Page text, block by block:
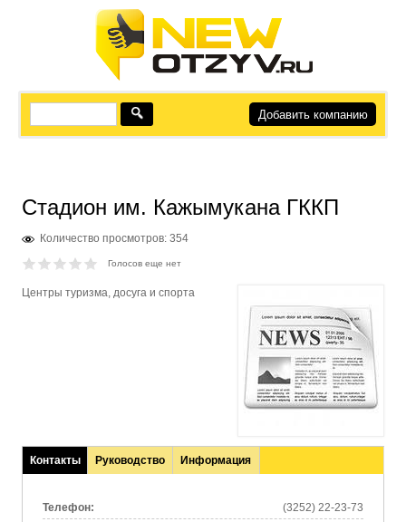
Добавить компанию
Стадион им. Кажымукана ГККП
Количество просмотров: 354
Голосов еще нет
Центры туризма, досуга и спорта
Контакты
(активная
Руководство Информация
Телефон:
(3252) 22-23-73